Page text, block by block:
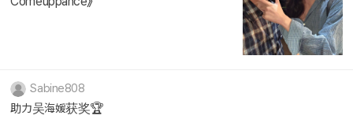
Sabine808
助力吴海媛获奖🏆